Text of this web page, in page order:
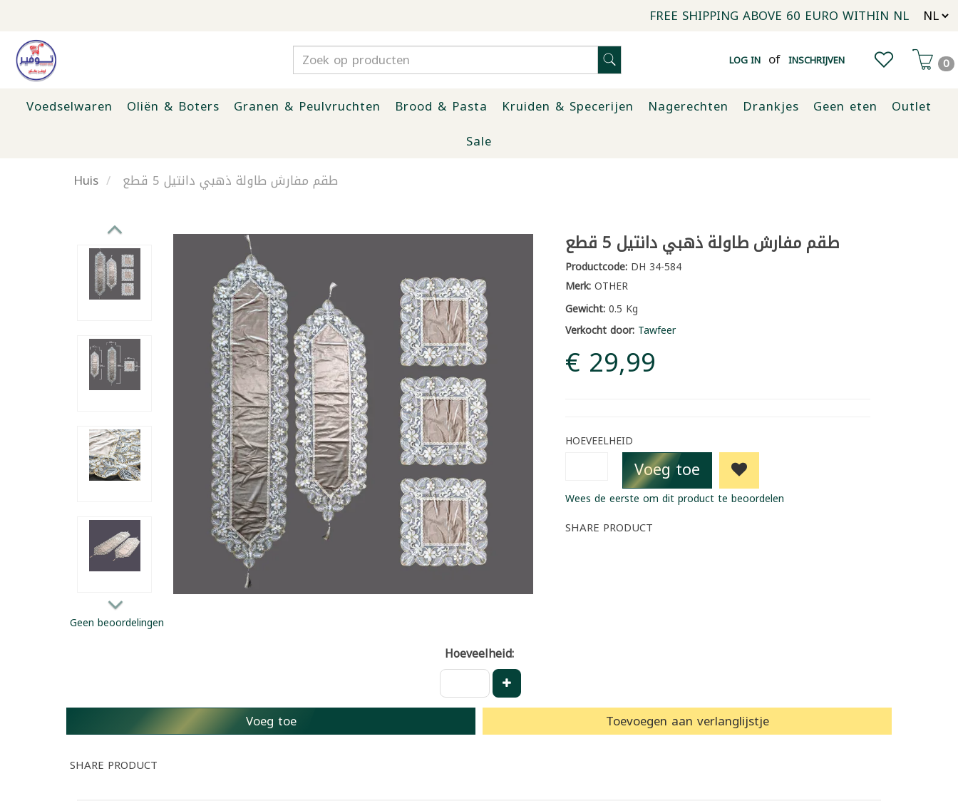
FREE SHIPPING ABOVE 60 EURO WITHIN NL
LOG IN of INSCHRIJVEN 0
Voedselwaren Oliën & Boters Granen & Peulvruchten Brood & Pasta Kruiden & Specerijen Nagerechten Drankjes Geen eten
Outlet
Sale
Huis
طقم مفارش طاولة ذهبي دانتيل 5 قطع
طقم مفارش طاولة ذهبي دانتيل 5 قطع
Productcode:DH 34-584
Merk:OTHER
Gewicht:0.5 Kg
Verkocht door: Tawfeer
€ 29,99
HOEVEELHEID
Voeg toe
Wees de eerste om dit product te beoordelen
SHARE PRODUCT
Geen beoordelingen
Hoeveelheid:
Voeg toe Toevoegen aan verlanglijstje
SHARE PRODUCT